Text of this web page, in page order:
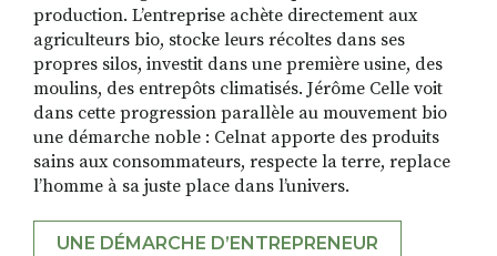
production. L’entreprise achète directement aux
agriculteurs bio, stocke leurs récoltes dans ses
propres silos, investit dans une première usine, des
moulins, des entrepôts climatisés. Jérôme Celle voit
dans cette progression parallèle au mouvement bio
une démarche noble : Celnat apporte des produits
sains aux consommateurs, respecte la terre, replace
l’homme à sa juste place dans l’univers.
UNE DÉMARCHE D’ENTREPRENEUR